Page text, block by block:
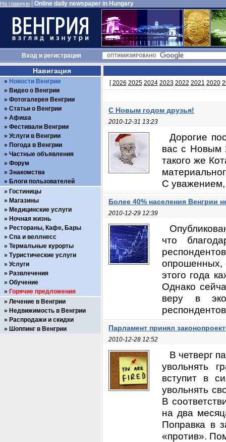
На главную Online daily newspaper in Hungary
Входи регистрация
[2026 2025 2024 2023 2022 2021 2020
С Новым годом друзья!
2010-12-31 13:23
Дорогие
вас с Новым
такого же
С
Более 40% населения Венгрии
2010-12-29 12:39
что
опрошенных,
этого года
Однако
веру в
Парламент принял
2010-12-28 12:52
В четверг
увольнять
вступит в
увольнять
В
на два
Поправка в
«против».
Навигация
Новости Венгрии
Видео о Венгрии
Фотогалерея Венгрии
Статьи о Венгрии
Афиша
Фестивали Венгрии
Услуги в Венгрии
Погода в Венгрии
Частные объявления
Форум
Знакомства
Блоги пользователей
Гостиницы
Магазины
Медицинские услуги
Ночная жизнь
Рестораны, Кафе, Бары
Спа и веллнесс
Термальные курорты
Туристические услуги
Услуги
Развлечения
Обучение
Горячие предложения
Лечение в Венгрии
Недвижимость в Венгрии
Распродажи и скидки
Шоппинг в Венгрии